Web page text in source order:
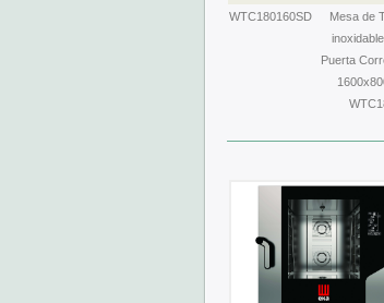
WTC180160SD
Mesa de
Puerta